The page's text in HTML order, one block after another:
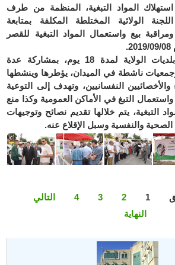
استهلاك المواد التبغية، المنظمة من طرف
اللجنة الولائية المختلطة المكلفة بمتابعة
ومراقبة بيع واستعمال المواد التبغية للقصر
القافلة تجوب كل بلديات الولاية لمدة 18 يوم، بمشاركة عدة
ناشطة في الميدان، يؤطرها وينشطها
النفسانيين، وتهدف إلى التوعية
واستعمال التبغ في الأماكن العمومية وكذا منع
التبغية، يتم خلالها تقديم نصائح وتوجيهات
والنفسية وسبل الإقلاع عنه.
1
2
3
4
التالي
النهاية